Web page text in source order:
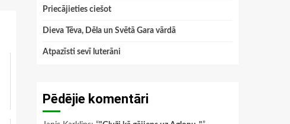
Priecājieties ciešot
Dieva Tēva, Dēla un Svētā Gara vārdā
Atpazīsti sevī luterāni
Pēdējie komentāri